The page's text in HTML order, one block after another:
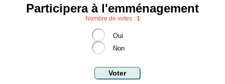
Participera à l'emménagement
Nombre de votes : 1
Oui
Non